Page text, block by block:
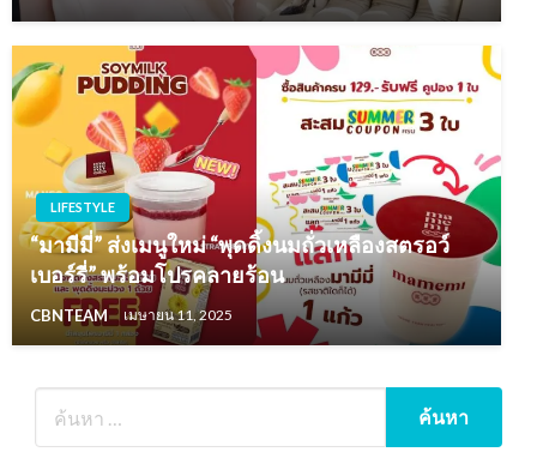
LIFESTYLE
“มามีมี่” ส่งเมนูใหม่ “พุดดิ้งนมถั่วเหลืองสตรอว์
เบอร์รี่” พร้อมโปรคลายร้อน
CBNTEAM เมษายน 11, 2025